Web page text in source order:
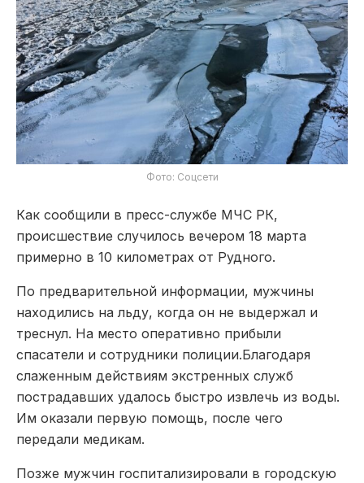
Фото: Соцсети
Как сообщили в пресс-службе МЧС РК,
происшествие случилось вечером 18 марта
примерно в 10 километрах от Рудного.
По предварительной информации, мужчины
находились на льду, когда он не выдержал и
треснул. На место оперативно прибыли
спасатели и сотрудники полиции.Благодаря
слаженным действиям экстренных служб
пострадавших удалось быстро извлечь из воды.
Им оказали первую помощь, после чего
передали медикам.
Позже мужчин госпитализировали в городскую